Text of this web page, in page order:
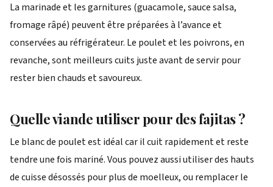
La marinade et les garnitures (guacamole, sauce salsa,
fromage râpé) peuvent être préparées à l’avance et
conservées au réfrigérateur. Le poulet et les poivrons, en
revanche, sont meilleurs cuits juste avant de servir pour
rester bien chauds et savoureux.
Quelle viande utiliser pour des fajitas ?
Le blanc de poulet est idéal car il cuit rapidement et reste
tendre une fois mariné. Vous pouvez aussi utiliser des hauts
de cuisse désossés pour plus de moelleux, ou remplacer le